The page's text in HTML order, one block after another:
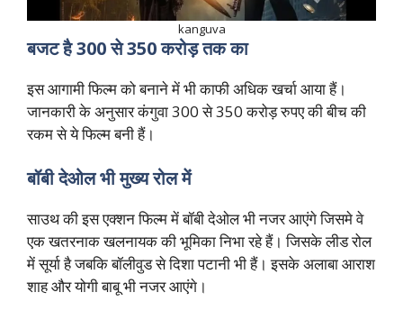
kanguva
बजट है 300 से 350 करोड़ तक का
इस आगामी फिल्म को बनाने में भी काफी अधिक खर्चा आया हैं।
जानकारी के अनुसार कंगुवा 300 से 350 करोड़ रुपए की बीच की
रकम से ये फिल्म बनी हैं।
बॉबी देओल भी मुख्य रोल में
साउथ की इस एक्शन फिल्म में बॉबी देओल भी नजर आएंगे जिसमे वे
एक खतरनाक खलनायक की भूमिका निभा रहे हैं। जिसके लीड रोल
में सूर्या है जबकि बॉलीवुड से दिशा पटानी भी हैं। इसके अलाबा आराश
शाह और योगी बाबू भी नजर आएंगे।